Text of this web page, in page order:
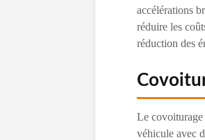
accélérations
réduire les
réduction des
Le covoiturage
véhicule avec